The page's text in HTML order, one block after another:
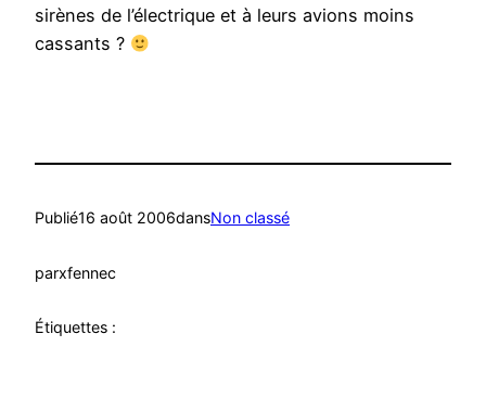
sirènes de l’électrique et à leurs avions moins
cassants ?
Publié16 août 2006dansNon classé
parxfennec
Étiquettes :